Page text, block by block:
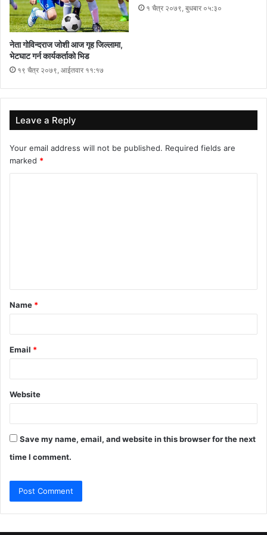
नेता गोविन्दराज जोशी आज गृह जिल्लामा,
भेटघाट गर्न कार्यकर्ताको भिड
१९ चैत्र २०७९, आईतवार ११:१७
१ चैत्र २०७९, बुधबार ०५:३०
Leave a Reply
Your email address will not be published. Required fields are
marked *
t
*
Name *
Email *
Website
Save my name, email, and website in this browser for the next
time I comment.